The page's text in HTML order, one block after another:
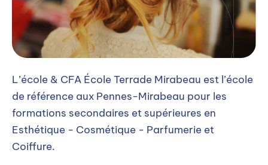
L’école & CFA École Terrade Mirabeau est l’école
de référence aux Pennes-Mirabeau pour les
formations secondaires et supérieures en
Esthétique - Cosmétique - Parfumerie et
Coiffure.